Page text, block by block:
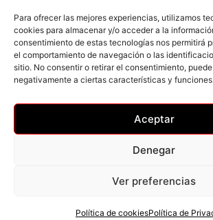
Para ofrecer las mejores experiencias, utilizamos
cookies para almacenar y/o acceder a la
consentimiento de estas tecnologías nos permitirá
el comportamiento de navegación o las
sitio. No consentir o retirar el consentimiento,
negativamente a ciertas características y
Aceptar
Denegar
Ver preferencias
Política de cookiesPolítica de
Beneficiario: JSM El mundo del Herraje,
Expediente: 2020.07.COSI.0483
Web desarrollada gracias al
–Accesibilidad–Cookies
© Todos los derechos reservados